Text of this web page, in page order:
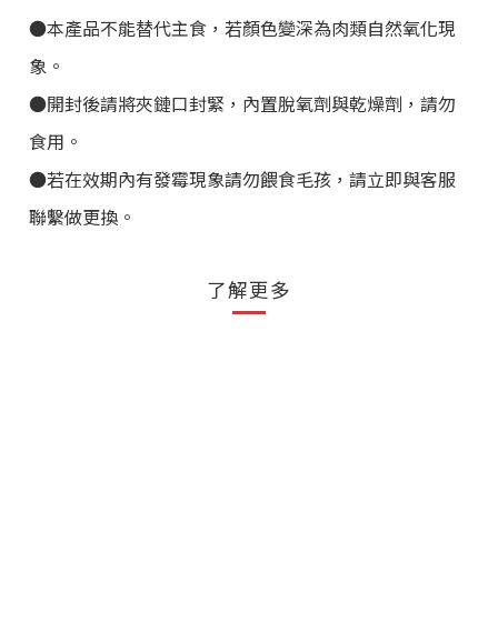
●本產品不能替代主食，若顏色變深為肉類自然氧化現
象。
●開封後請將夾鏈口封緊，內置脫氧劑與乾燥劑，請勿
食用。
●若在效期內有發霉現象請勿餵食毛孩，請立即與客服
聯繫做更換。
了解更多